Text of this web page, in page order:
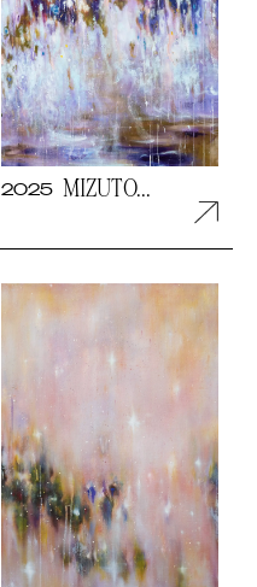
2025 MIZUTO...